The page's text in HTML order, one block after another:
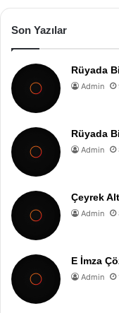
Son Yazılar
Rüyada
Admin
Rüyada
Admin
Çeyrek
Admin
E İmza
Admin